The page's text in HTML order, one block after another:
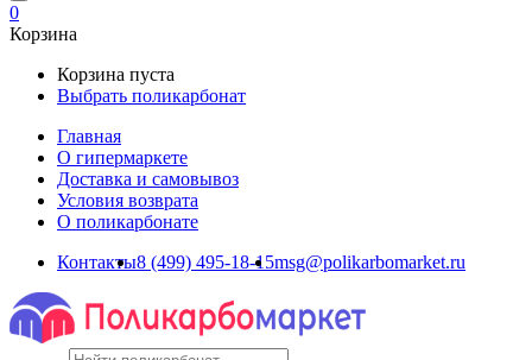
0
Корзина
Корзина пуста
Выбрать поликарбонат
Главная
О гипермаркете
Доставка и самовывоз
Условия возврата
О поликарбонате
Контакты8 (499) 495-18-15msg@polikarbomarket.ru